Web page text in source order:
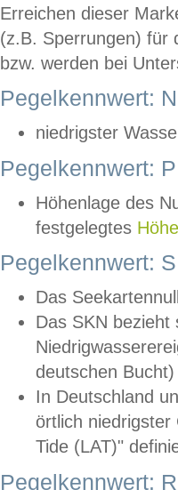
Erreichen dieser
(z.B. Sperrungen) für
bzw. werden bei
Pegelkennwert:
niedrigster
Pegelkennwert:
Höhenlage des
festgelegtes
Pegelkennwert:
Das
Das SKN
deutschen
In Deutschland
örtlich
Tide (LAT)"
Pegelkennwert: